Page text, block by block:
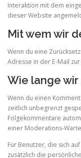
Interaktion mit dem
dieser Website
Mit wem wir
Wenn du eine
Adresse in der E-Mail
Wie lange
Wenn du einen
zeitlich unbegrenzt
Folgekommentare
einer Moderations-
Für Benutzer, die sich
zusätzlich die